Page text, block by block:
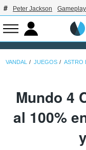
Peter Jackson Gameplay
VANDAL JUEGOS ASTRO
Mundo 4
al 100%